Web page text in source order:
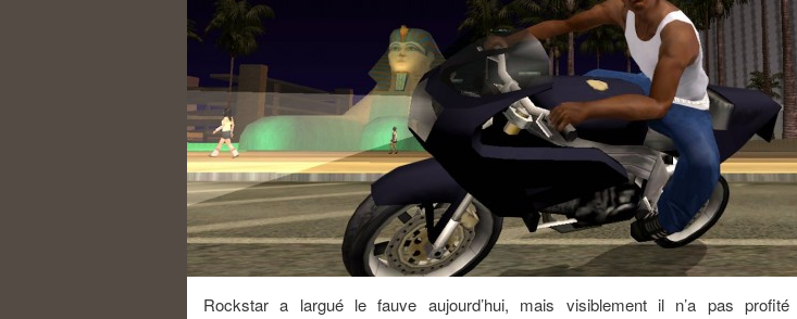
Rockstar a largué le fauve aujourd’hui, mais visiblement il n’a pas